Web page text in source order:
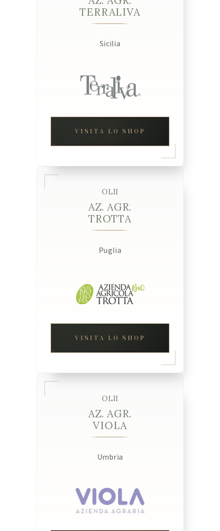
TERRALIVA
Sicilia
VISITA LO SHOP
OLII
AZ. AGR.
TROTTA
Puglia
VISITA LO SHOP
OLII
AZ. AGR.
VIOLA
Umbria